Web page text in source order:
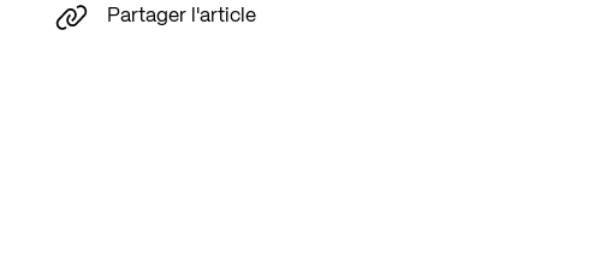
Partager l'article